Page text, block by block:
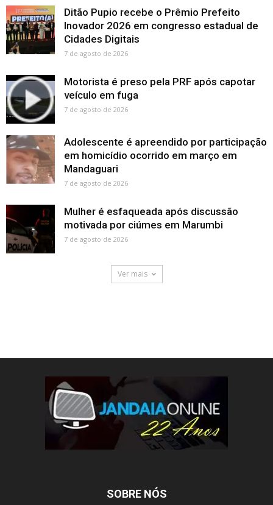
Ditão Pupio recebe o Prêmio Prefeito
Inovador 2026 em congresso estadual de
Cidades Digitais
7 de agosto de 2026
Motorista é preso pela PRF após capotar
veículo em fuga
7 de agosto de 2026
Adolescente é apreendido por participação
em homicídio ocorrido em março em
Mandaguari
7 de agosto de 2026
Mulher é esfaqueada após discussão
motivada por ciúmes em Marumbi
7 de agosto de 2026
Ver mais
SOBRE NÓS